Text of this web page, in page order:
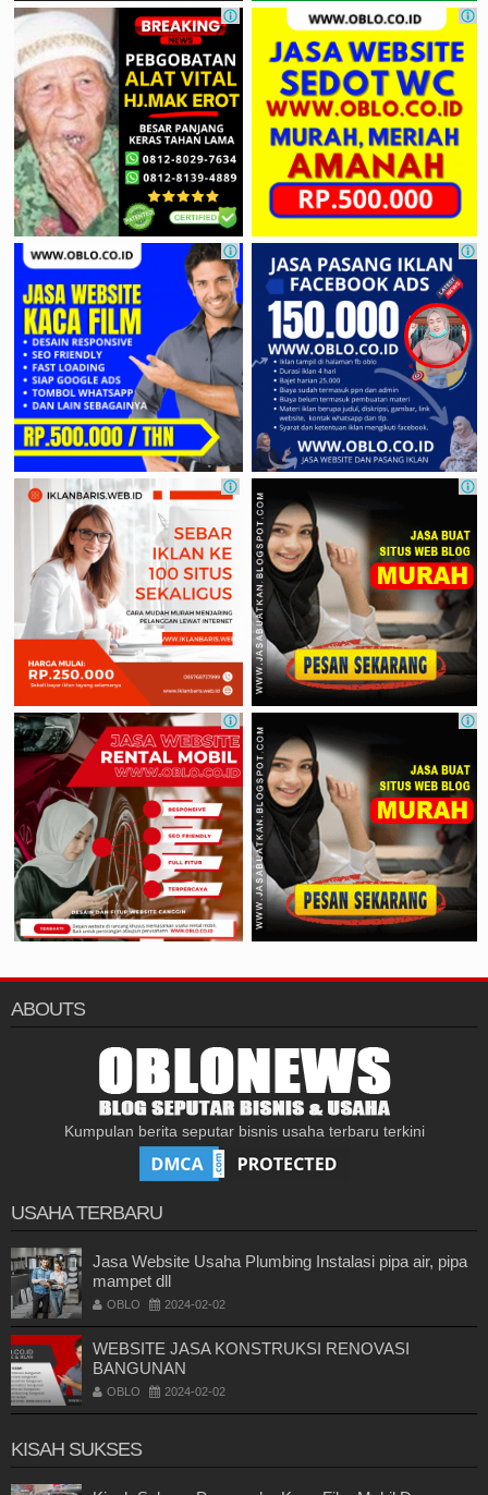
ABOUTS
Kumpulan berita seputar bisnis usaha terbaru terkini
USAHA TERBARU
Jasa Website Usaha Plumbing Instalasi pipa air, pipa
mampet dll
OBLO 2024-02-02
WEBSITE JASA KONSTRUKSI RENOVASI
BANGUNAN
OBLO 2024-02-02
KISAH SUKSES